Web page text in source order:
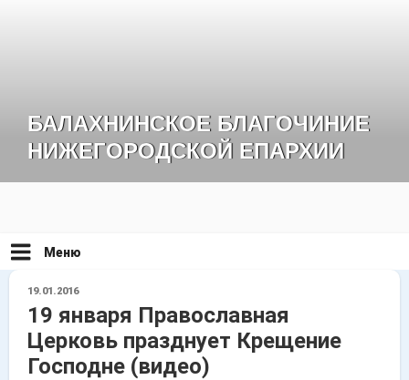
БАЛАХНИНСКОЕ БЛАГОЧИНИЕ
НИЖЕГОРОДСКОЙ ЕПАРХИИ
Меню
ОПУБЛИКОВАНО
19.01.2016
19 января Православная
Церковь празднует Крещение
Господне (видео)